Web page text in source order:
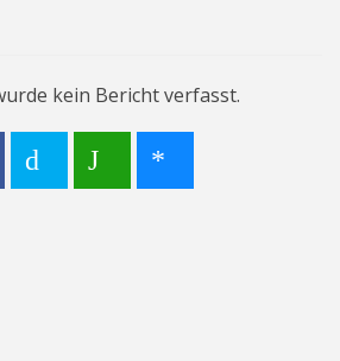
kein Bericht verfasst.